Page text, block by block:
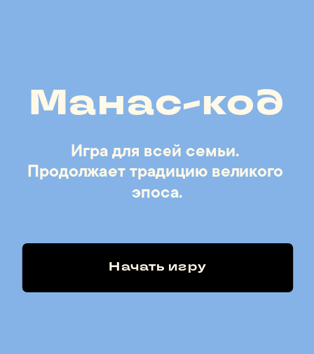
Начать игру
Манас-код
Игра для всей семьи.
Продолжает традицию великого